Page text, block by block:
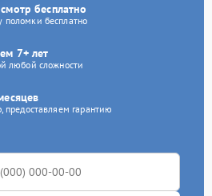
бесплатно
бесплатно
7+ лет
любой сложности
предоставляем гарантию